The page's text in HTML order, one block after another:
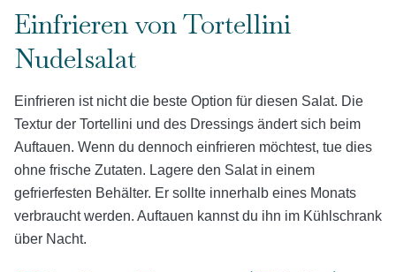
Einfrieren von Tortellini
Nudelsalat
Einfrieren ist nicht die beste Option für diesen Salat. Die
Textur der Tortellini und des Dressings ändert sich beim
Auftauen. Wenn du dennoch einfrieren möchtest, tue dies
ohne frische Zutaten. Lagere den Salat in einem
gefrierfesten Behälter. Er sollte innerhalb eines Monats
verbraucht werden. Auftauen kannst du ihn im Kühlschrank
über Nacht.